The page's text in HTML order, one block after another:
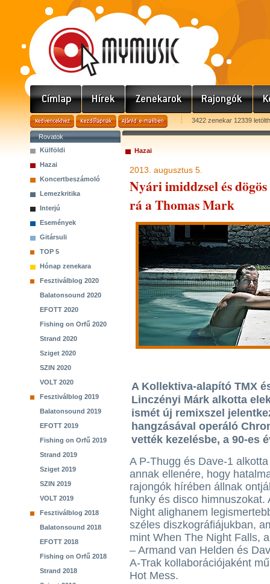
3422 zenekar 12339
Rovatok
Külföldi
Hazai
Koncertbeszámoló
Lemezkritika
Interjú
Események
Gitársuli
TOP 5
Hónap zenekara
Fesztiválblog 2020
Balatonsound 2020
EFOTT 2020
Fishing on Orfű 2020
Strand 2020
Sziget 2020
SZIN 2020
VOLT 2020
Fesztiválblog 2019
Balatonsound 2019
EFOTT 2019
Fishing on Orfű 2019
Strand 2019
Sziget 2019
SZIN 2019
VOLT 2019
Fesztiválblog 2018
Balatonsound 2018
EFOTT 2018
Fishing on Orfű 2018
Strand 2018
Hazai
2013. augusztus 5.
Nyári imiddzsel és
rá a Thomas Mark
A Kollektiva-alapító TMX
Linczényi Márk alkotta
ismét új remixszel
hangzásával operáló
vették kezelésbe, a 90-es
A P-Thugg és Dave-1
annak ellenére, hogy
rajongók hírében állnak
funky és disco himnuszokat.
Night alighanem
széles diszkográfiájukban,
mint When The Night Falls,
– Armand van Helden és
A-Trak kollaborációjaként
Hot Mess.